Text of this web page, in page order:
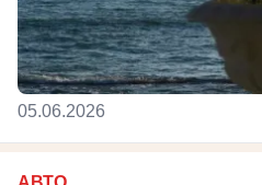
05.06.2026